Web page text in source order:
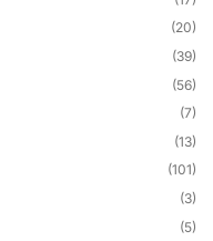
(20)
(39)
(56)
(7)
(13)
(101)
(3)
(5)